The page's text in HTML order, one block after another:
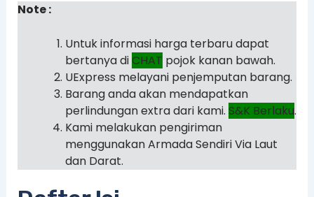
Note :
Untuk informasi harga terbaru dapat
bertanya diCHAT pojok kanan bawah.
UExpress melayani penjemputan barang.
Barang anda akan mendapatkan
perlindungan extra dari kami. S&K Berlaku.
Kami melakukan pengiriman
menggunakan Armada Sendiri Via Laut
dan Darat.